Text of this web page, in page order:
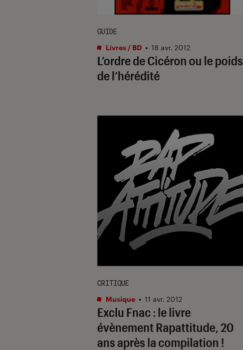
L’ordre de Cicéron ou le poids
de l’hérédité
GUIDE
Livres / BD • 18 avr. 2012
Exclu Fnac : le livre
évènement Rapattitude, 20
ans après la compilation !
CRITIQUE
Musique • 11 avr. 2012